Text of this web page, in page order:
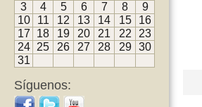
3
4 5 6 7 8
9
10
11 12 13 14 15
16
17
18 19 20 21 22
23
24
25 26 27 28 29
30
31
Síguenos: